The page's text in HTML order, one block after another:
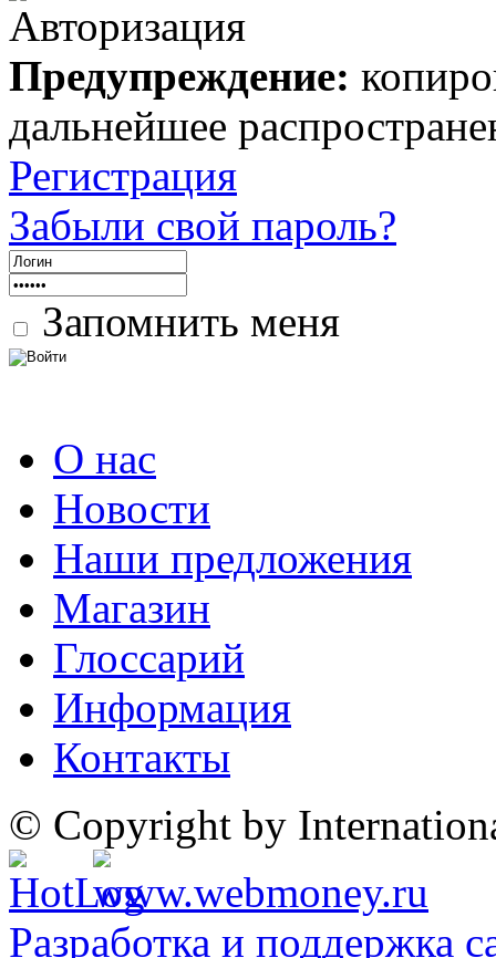
Авторизация
Предупреждение:
дальнейшее
Регистрация
Забыли свой пароль?
Запомнить меня
О нас
Новости
Наши предложения
Магазин
Глоссарий
Информация
Контакты
© Copyright by
Разработка и поддержка